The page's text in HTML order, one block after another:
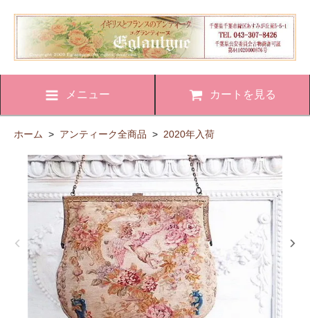
メニュー カートを見る
ホーム > アンティーク全商品 > 2020年入荷